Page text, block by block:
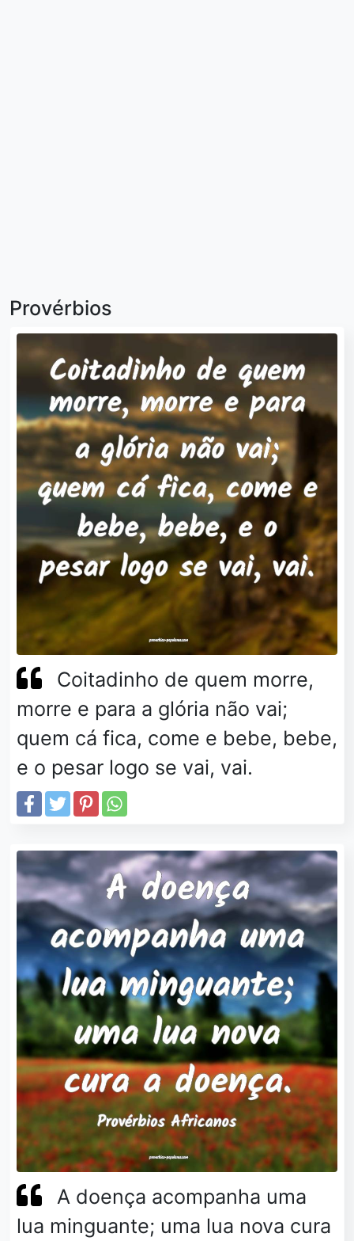
Provérbios
Coitadinho de quem morre,
morre e para a glória não vai;
quem cá fica, come e bebe, bebe,
e o pesar logo se vai, vai.
A doença acompanha uma
lua minguante; uma lua nova cura